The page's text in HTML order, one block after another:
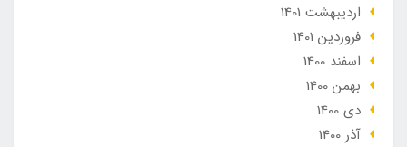
ارديبهشت 1401
فروردین 1401
اسفند 1400
بهمن 1400
دی 1400
آذر 1400